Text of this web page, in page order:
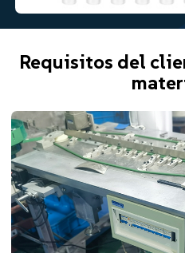
Requisitos del